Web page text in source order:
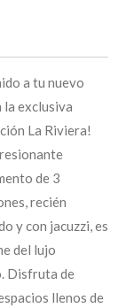
a tu nuevo
la exclusiva
La Riviera!
de 3
recién
y con jacuzzi, es
del lujo
Disfruta de
llenos de